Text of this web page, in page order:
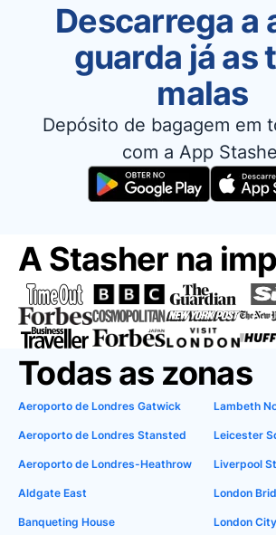
Descarrega a
guarda já as
malas
Depósito de bagagem em
com a App
A Stasher na
Todas as zonas
Aeroporto de Londres Gatwick
Aeroporto de Londres Stansted
Aeroporto de Londres-Heathrow
Aldgate East
Banqueting House
Lambeth
Leicester
Liverpool
London
London